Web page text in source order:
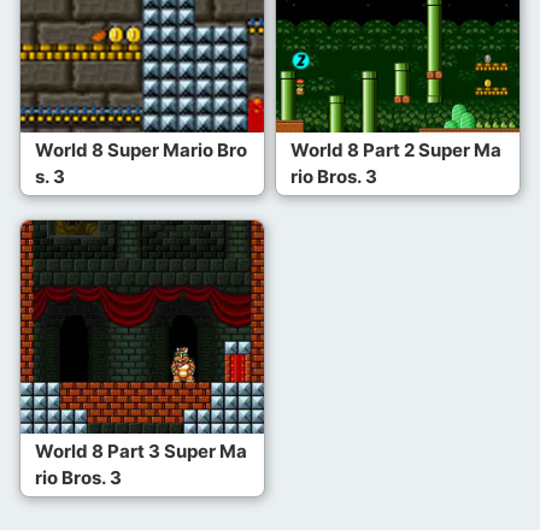
World 8 Super Mario Bro
s. 3
World 8 Part 2 Super Ma
rio Bros. 3
World 8 Part 3 Super Ma
rio Bros. 3